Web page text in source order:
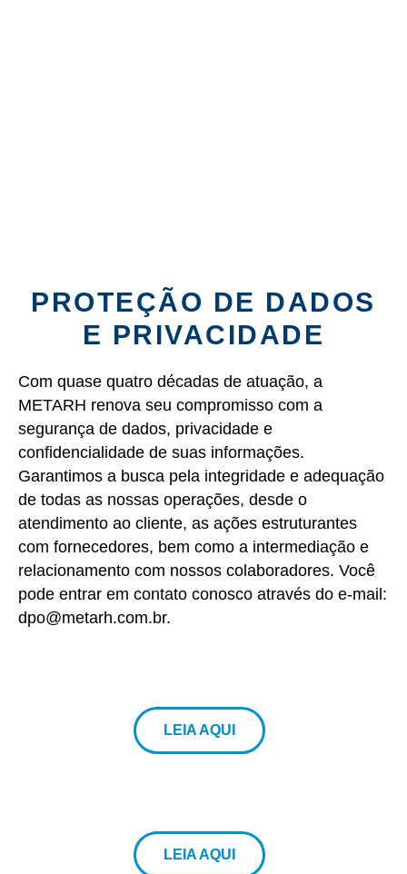
PROTEÇÃO DE DADOS
E PRIVACIDADE
Com quase quatro décadas de atuação, a
METARH renova seu compromisso com a
segurança de dados, privacidade e
confidencialidade de suas informações.
Garantimos a busca pela integridade e adequação
de todas as nossas operações, desde o
atendimento ao cliente, as ações estruturantes
com fornecedores, bem como a intermediação e
relacionamento com nossos colaboradores. Você
pode entrar em contato conosco através do e-mail:
dpo@metarh.com.br.
LEIA AQUI
LEIA AQUI